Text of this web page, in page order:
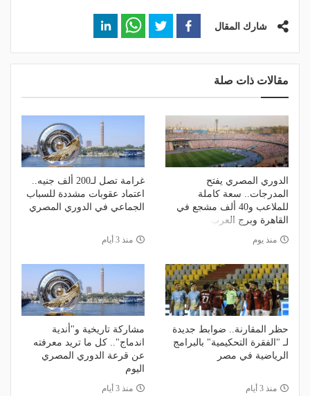
شارك المقال
مقالات ذات صلة
الدوري المصري يفتح
المدرجات.. سعة كاملة
للملاعب و40 ألف مشجع في
القاهرة وبرج العرب
منذ يوم
غرامة تصل لـ200 ألف جنيه..
اعتماد عقوبات مشددة للسباب
الجماعي في الدوري المصري
منذ 3 أيام
حظر المقارنة.. ضوابط جديدة
لـ "الفقرة التحكيمية" بالبرامج
الرياضية في مصر
منذ 3 أيام
مشاركة تاريخية و"أندية
اندماج".. كل ما تريد معرفته
عن قرعة الدوري المصري
اليوم
منذ 3 أيام